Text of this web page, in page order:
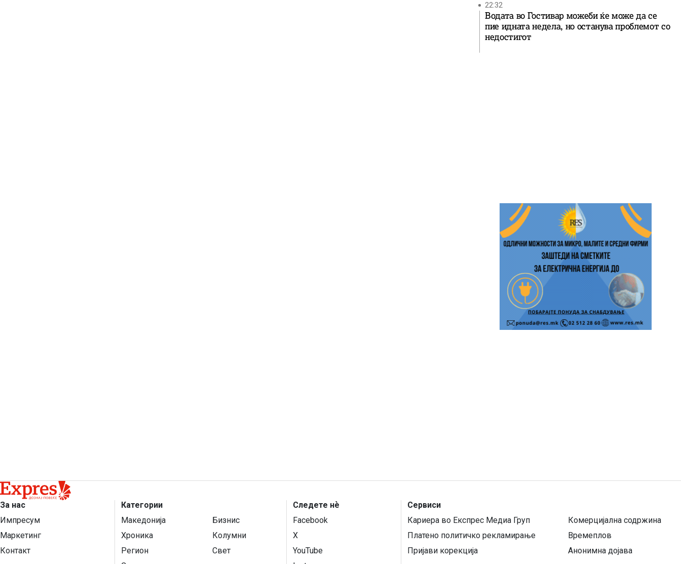
22:32
Водата во Гостивар можеби ќе може да се
пие идната недела, но останува проблемот со
недостигот
За нас
Импресум
Маркетинг
Контакт
Категории
Македонија
Бизнис
Хроника
Колумни
Регион
Свет
Следете нѐ
Facebook
X
YouTube
Сервиси
Кариера во Експрес Медиа Груп
Комерцијална содржина
Платено политичко рекламирање
Времеплов
Пријави корекција
Анонимна дојава